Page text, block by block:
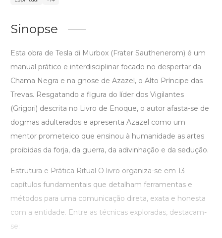
Sinopse
Esta obra de Tesla di Murbox (Frater Sauthenerom) é um
manual prático e interdisciplinar focado no despertar da
Chama Negra e na gnose de Azazel, o Alto Príncipe das
Trevas. Resgatando a figura do líder dos Vigilantes
(Grigori) descrita no Livro de Enoque, o autor afasta-se de
dogmas adulterados e apresenta Azazel como um
mentor prometeico que ensinou à humanidade as artes
proibidas da forja, da guerra, da adivinhação e da sedução.
Estrutura e Prática Ritual O livro organiza-se em 13
capítulos fundamentais que detalham ferramentas e
métodos para uma comunicação direta, exata e honesta
com a entidade. Entre as técnicas exploradas, destacam-
se: